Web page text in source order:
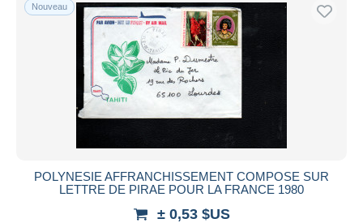
Nouveau
POLYNESIE AFFRANCHISSEMENT COMPOSE SUR
LETTRE DE PIRAE POUR LA FRANCE 1980
± 0,53 $US